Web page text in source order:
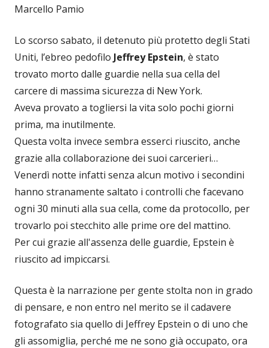
Marcello Pamio
Lo scorso sabato, il detenuto più protetto degli Stati
Uniti, l’ebreo pedofilo Jeffrey Epstein, è stato
trovato morto dalle guardie nella sua cella del
carcere di massima sicurezza di New York.
Aveva provato a togliersi la vita solo pochi giorni
prima, ma inutilmente.
Questa volta invece sembra esserci riuscito, anche
grazie alla collaborazione dei suoi carcerieri…
Venerdì notte infatti senza alcun motivo i secondini
hanno stranamente saltato i controlli che facevano
ogni 30 minuti alla sua cella, come da protocollo, per
trovarlo poi stecchito alle prime ore del mattino.
Per cui grazie all'assenza delle guardie, Epstein è
riuscito ad impiccarsi.
Questa è la narrazione per gente stolta non in grado
di pensare, e non entro nel merito se il cadavere
fotografato sia quello di Jeffrey Epstein o di uno che
gli assomiglia, perché me ne sono già occupato, ora